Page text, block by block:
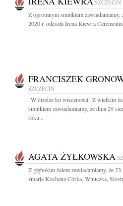
SZCZECIN
Z ogromnym smutkiem zawiadamiamy,
2020 r. odeszła Irena Kiewra
FRANCISZEK
SZCZECIN
"W drodze ku wieczności" Z wielkim
smutkiem zawiadamiamy, że dnia 29
roku...
AGATA ŻYŁKOWSKA
Z głębokim żalem zawiadamiamy, że
zmarła Kochana Córka, Wnuczka,